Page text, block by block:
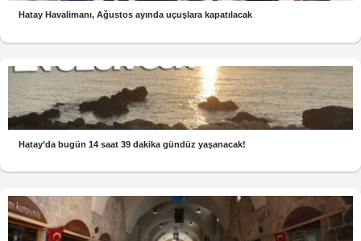
Hatay Havalimanı, Ağustos ayında uçuşlara kapatılacak
Hatay’da bugün 14 saat 39 dakika gündüz yaşanacak!